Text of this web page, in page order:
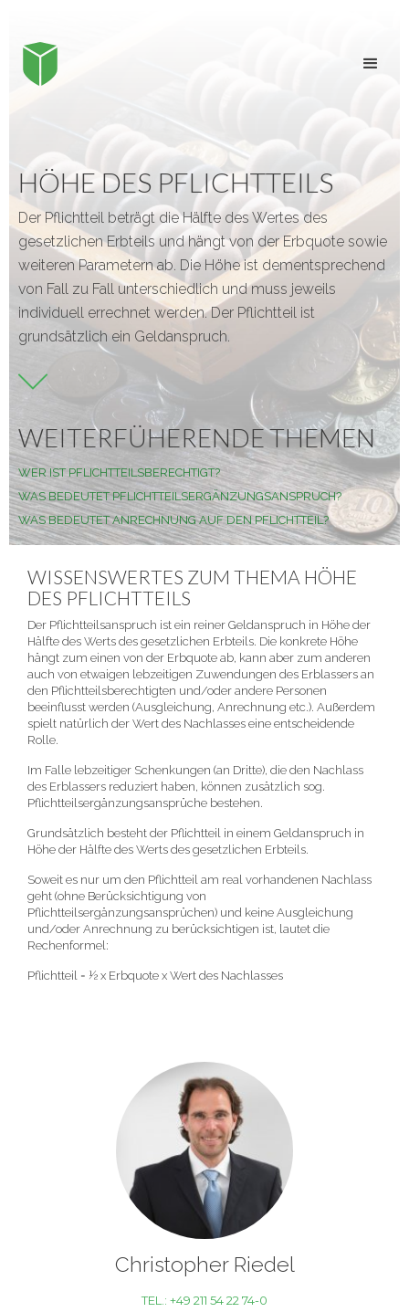
HÖHE DES PFLICHTTEILS
Der Pflichtteil beträgt die Hälfte des Wertes des
gesetzlichen Erbteils und hängt von der Erbquote sowie
weiteren Parametern ab. Die Höhe ist dementsprechend
von Fall zu Fall unterschiedlich und muss jeweils
individuell errechnet werden. Der Pflichtteil ist
grundsätzlich ein Geldanspruch.
WEITERFÜHERENDE THEMEN
WER IST PFLICHTTEILSBERECHTIGT?
WAS BEDEUTET PFLICHTTEILSERGÄNZUNGSANSPRUCH?
WAS BEDEUTET ANRECHNUNG AUF DEN PFLICHTTEIL?
WISSENSWERTES ZUM THEMA HÖHE
DES PFLICHTTEILS
Der Pflichtteilsanspruch ist ein reiner Geldanspruch in Höhe der
Hälfte des Werts des gesetzlichen Erbteils. Die konkrete Höhe
hängt zum einen von der Erbquote ab, kann aber zum anderen
auch von etwaigen lebzeitigen Zuwendungen des Erblassers an
den Pflichtteilsberechtigten und/oder andere Personen
beeinflusst werden (Ausgleichung, Anrechnung etc.). Außerdem
spielt natürlich der Wert des Nachlasses eine entscheidende
Rolle.
Im Falle lebzeitiger Schenkungen (an Dritte), die den Nachlass
des Erblassers reduziert haben, können zusätzlich sog.
Pflichtteilsergänzungsansprüche bestehen.
Grundsätzlich besteht der Pflichtteil in einem Geldanspruch in
Höhe der Hälfte des Werts des gesetzlichen Erbteils.
Soweit es nur um den Pflichtteil am real vorhandenen Nachlass
geht (ohne Berücksichtigung von
Pflichtteilsergänzungsansprüchen) und keine Ausgleichung
und/oder Anrechnung zu berücksichtigen ist, lautet die
Rechenformel:
Pflichtteil = ½ x Erbquote x Wert des Nachlasses
Christopher Riedel
TEL.: +49 211 54 22 74-0